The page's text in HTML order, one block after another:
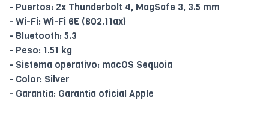
- Puertos: 2x Thunderbolt 4, MagSafe 3, 3.5 mm
- Wi-Fi: Wi-Fi 6E (802.11ax)
- Bluetooth: 5.3
- Peso: 1.51 kg
- Sistema operativo: macOS Sequoia
- Color: Silver
- Garantía: Garantía oficial Apple